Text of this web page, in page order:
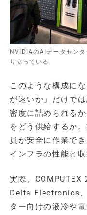
NVIDIAのAIデータセン
り立っている
このような構成に
が速いか」だけで
密度に詰められる
をどう供給するか
員が安全に作業で
インフラの性能と
実際、
Delta Electronics
ター向けの液冷や